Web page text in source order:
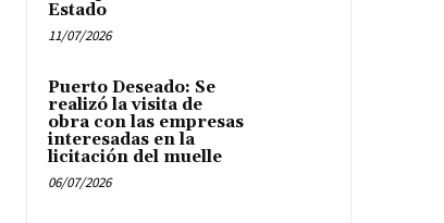
Estado
11/07/2026
Puerto Deseado: Se
realizó la visita de
obra con las empresas
interesadas en la
licitación del muelle
06/07/2026